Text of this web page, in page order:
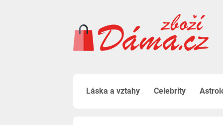
Láska a vztahy Celebrity